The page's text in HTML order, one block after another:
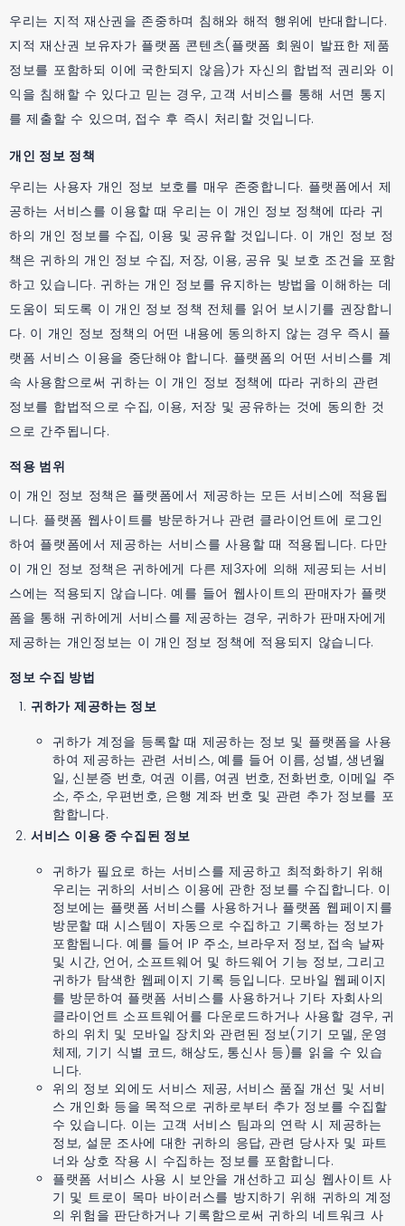
우리는 지적 재산권을 존중하며 침해와 해적 행위에 반대합니다.
지적 재산권 보유자가 플랫폼 콘텐츠(플랫폼 회원이 발표한 제품
정보를 포함하되 이에 국한되지 않음)가 자신의 합법적 권리와 이
익을 침해할 수 있다고 믿는 경우, 고객 서비스를 통해 서면 통지
를 제출할 수 있으며, 접수 후 즉시 처리할 것입니다.
개인 정보 정책
우리는 사용자 개인 정보 보호를 매우 존중합니다. 플랫폼에서 제
공하는 서비스를 이용할 때 우리는 이 개인 정보 정책에 따라 귀
하의 개인 정보를 수집, 이용 및 공유할 것입니다. 이 개인 정보 정
책은 귀하의 개인 정보 수집, 저장, 이용, 공유 및 보호 조건을 포함
하고 있습니다. 귀하는 개인 정보를 유지하는 방법을 이해하는 데
도움이 되도록 이 개인 정보 정책 전체를 읽어 보시기를 권장합니
다. 이 개인 정보 정책의 어떤 내용에 동의하지 않는 경우 즉시 플
랫폼 서비스 이용을 중단해야 합니다. 플랫폼의 어떤 서비스를 계
속 사용함으로써 귀하는 이 개인 정보 정책에 따라 귀하의 관련
정보를 합법적으로 수집, 이용, 저장 및 공유하는 것에 동의한 것
으로 간주됩니다.
적용 범위
이 개인 정보 정책은 플랫폼에서 제공하는 모든 서비스에 적용됩
니다. 플랫폼 웹사이트를 방문하거나 관련 클라이언트에 로그인
하여 플랫폼에서 제공하는 서비스를 사용할 때 적용됩니다. 다만
이 개인 정보 정책은 귀하에게 다른 제3자에 의해 제공되는 서비
스에는 적용되지 않습니다. 예를 들어 웹사이트의 판매자가 플랫
폼을 통해 귀하에게 서비스를 제공하는 경우, 귀하가 판매자에게
제공하는 개인정보는 이 개인 정보 정책에 적용되지 않습니다.
정보 수집 방법
귀하가 제공하는 정보
귀하가 계정을 등록할 때 제공하는 정보 및 플랫폼을 사용
하여 제공하는 관련 서비스, 예를 들어 이름, 성별, 생년월
일, 신분증 번호, 여권 이름, 여권 번호, 전화번호, 이메일 주
소, 주소, 우편번호, 은행 계좌 번호 및 관련 추가 정보를 포
함합니다.
서비스 이용 중 수집된 정보
귀하가 필요로 하는 서비스를 제공하고 최적화하기 위해
우리는 귀하의 서비스 이용에 관한 정보를 수집합니다. 이
정보에는 플랫폼 서비스를 사용하거나 플랫폼 웹페이지를
방문할 때 시스템이 자동으로 수집하고 기록하는 정보가
포함됩니다. 예를 들어 IP 주소, 브라우저 정보, 접속 날짜
및 시간, 언어, 소프트웨어 및 하드웨어 기능 정보, 그리고
귀하가 탐색한 웹페이지 기록 등입니다. 모바일 웹페이지
를 방문하여 플랫폼 서비스를 사용하거나 기타 자회사의
클라이언트 소프트웨어를 다운로드하거나 사용할 경우, 귀
하의 위치 및 모바일 장치와 관련된 정보(기기 모델, 운영
체제, 기기 식별 코드, 해상도, 통신사 등)를 읽을 수 있습
니다.
위의 정보 외에도 서비스 제공, 서비스 품질 개선 및 서비
스 개인화 등을 목적으로 귀하로부터 추가 정보를 수집할
수 있습니다. 이는 고객 서비스 팀과의 연락 시 제공하는
정보, 설문 조사에 대한 귀하의 응답, 관련 당사자 및 파트
너와 상호 작용 시 수집하는 정보를 포함합니다.
플랫폼 서비스 사용 시 보안을 개선하고 피싱 웹사이트 사
기 및 트로이 목마 바이러스를 방지하기 위해 귀하의 계정
의 위험을 판단하거나 기록함으로써 귀하의 네트워크 사